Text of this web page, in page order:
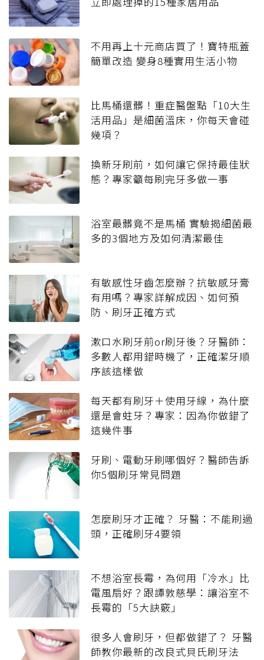
不用再上十元商店買了！寶特瓶蓋
簡單改造 變身8種實用生活小物
比馬桶還髒！重症醫盤點「10大生
活用品」是細菌溫床，你每天會碰
幾項？
換新牙刷前，如何讓它保持最佳狀
態？專家籲每刷完牙多做一事
浴室最髒竟不是馬桶 實驗揭細菌最
多的3個地方及如何清潔最佳
有敏感性牙齒怎麼辦？抗敏感牙膏
有用嗎？專家詳解成因、如何預
防、刷牙正確方式
漱口水刷牙前or刷牙後？牙醫師：
多數人都用錯時機了，正確潔牙順
序該這樣做
每天都有刷牙＋使用牙線，為什麼
還是會蛀牙？專家：因為你做錯了
這幾件事
牙刷、電動牙刷哪個好？醫師告訴
你5個刷牙常見問題
怎麼刷牙才正確？ 牙醫：不能刷過
頭，正確刷牙4要領
不想浴室長霉，為何用「冷水」比
電風扇好？跟譚敦慈學：讓浴室不
長霉的「5大訣竅」
很多人會刷牙，但都做錯了？ 牙醫
師教你最新的改良式貝氏刷牙法